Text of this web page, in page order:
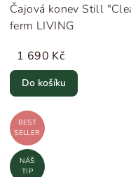
Čajová konev Still
ferm LIVING
1 690 Kč
Do košíku
BEST
SELLER
NÁŠ
TIP